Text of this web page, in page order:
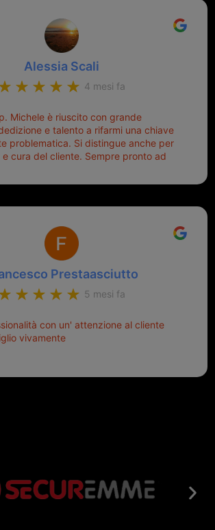
Alessia Scali
4 mesi fa
Michele è riuscito con grande
e talento a rifarmi una chiave
problematica. Si distingue anche per
cura del cliente. Sempre pronto ad
Prestaasciutto
5 mesi fa
con un' attenzione al cliente
vivamente